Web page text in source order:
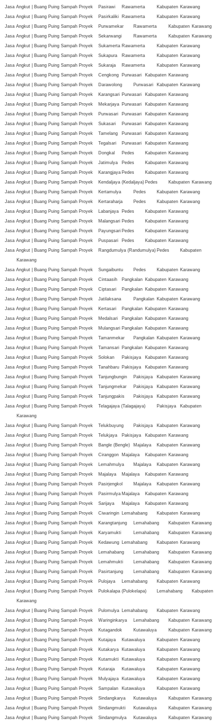
Jasa Angkut | Buang Puing Sampah Proyek
Pasirawi Rawamerta Kabupaten Karawang
Jasa Angkut | Buang Puing Sampah Proyek
Pasirkaliki Rawamerta Kabupaten Karawang
Jasa Angkut | Buang Puing Sampah Proyek
Purwamekar Rawamerta Kabupaten Karawang
Jasa Angkut | Buang Puing Sampah Proyek
Sekarwangi Rawamerta Kabupaten Karawang
Jasa Angkut | Buang Puing Sampah Proyek
Sukamerta Rawamerta Kabupaten Karawang
Jasa Angkut | Buang Puing Sampah Proyek
Sukapura Rawamerta Kabupaten Karawang
Jasa Angkut | Buang Puing Sampah Proyek
Sukaraja Rawamerta Kabupaten Karawang
Jasa Angkut | Buang Puing Sampah Proyek
Cengkong Purwasari Kabupaten Karawang
Jasa Angkut | Buang Puing Sampah Proyek
Darawolong Purwasari Kabupaten Karawang
Jasa Angkut | Buang Puing Sampah Proyek
Karangsari Purwasari Kabupaten Karawang
Jasa Angkut | Buang Puing Sampah Proyek
Mekarjaya Purwasari Kabupaten Karawang
Jasa Angkut | Buang Puing Sampah Proyek
Purwasari Purwasari Kabupaten Karawang
Jasa Angkut | Buang Puing Sampah Proyek
Sukasari Purwasari Kabupaten Karawang
Jasa Angkut | Buang Puing Sampah Proyek
Tamelang Purwasari Kabupaten Karawang
Jasa Angkut | Buang Puing Sampah Proyek
Tegalsari Purwasari Kabupaten Karawang
Jasa Angkut | Buang Puing Sampah Proyek
Dongkal Pedes Kabupaten Karawang
Jasa Angkut | Buang Puing Sampah Proyek
Jatimulya Pedes Kabupaten Karawang
Jasa Angkut | Buang Puing Sampah Proyek
Karangjaya Pedes Kabupaten Karawang
Jasa Angkut | Buang Puing Sampah Proyek
Kendaljaya (Kedaljaya) Pedes Kabupaten Karawang
Jasa Angkut | Buang Puing Sampah Proyek
Kertamulya Pedes Kabupaten Karawang
Jasa Angkut | Buang Puing Sampah Proyek
Kertaraharja Pedes Kabupaten Karawang
Jasa Angkut | Buang Puing Sampah Proyek
Labanjaya Pedes Kabupaten Karawang
Jasa Angkut | Buang Puing Sampah Proyek
Malangsari Pedes Kabupaten Karawang
Jasa Angkut | Buang Puing Sampah Proyek
Payungsari Pedes Kabupaten Karawang
Jasa Angkut | Buang Puing Sampah Proyek
Puspasari Pedes Kabupaten Karawang
Jasa Angkut | Buang Puing Sampah Proyek
Rangdumulya (Randumulya) Pedes
Kabupaten
Karawang
Jasa Angkut | Buang Puing Sampah Proyek
Sungaibuntu Pedes Kabupaten Karawang
Jasa Angkut | Buang Puing Sampah Proyek
Cintaasih Pangkalan Kabupaten Karawang
Jasa Angkut | Buang Puing Sampah Proyek
Ciptasari Pangkalan Kabupaten Karawang
Jasa Angkut | Buang Puing Sampah Proyek
Jatilaksana Pangkalan Kabupaten Karawang
Jasa Angkut | Buang Puing Sampah Proyek
Kertasari Pangkalan Kabupaten Karawang
Jasa Angkut | Buang Puing Sampah Proyek
Medalsari Pangkalan Kabupaten Karawang
Jasa Angkut | Buang Puing Sampah Proyek
Mulangsari Pangkalan Kabupaten Karawang
Jasa Angkut | Buang Puing Sampah Proyek
Tamanmekar Pangkalan Kabupaten Karawang
Jasa Angkut | Buang Puing Sampah Proyek
Tamansari Pangkalan Kabupaten Karawang
Jasa Angkut | Buang Puing Sampah Proyek
Solokan Pakisjaya Kabupaten Karawang
Jasa Angkut | Buang Puing Sampah Proyek
Tanahbaru Pakisjaya Kabupaten Karawang
Jasa Angkut | Buang Puing Sampah Proyek
Tanjungbungin Pakisjaya Kabupaten Karawang
Jasa Angkut | Buang Puing Sampah Proyek
Tanjungmekar Pakisjaya Kabupaten Karawang
Jasa Angkut | Buang Puing Sampah Proyek
Tanjungpakis Pakisjaya Kabupaten Karawang
Jasa Angkut | Buang Puing Sampah Proyek
Telagajaya (Talagajaya) Pakisjaya
Kabupaten
Karawang
Jasa Angkut | Buang Puing Sampah Proyek
Telukbuyung Pakisjaya Kabupaten Karawang
Jasa Angkut | Buang Puing Sampah Proyek
Telukjaya Pakisjaya Kabupaten Karawang
Jasa Angkut | Buang Puing Sampah Proyek
Bangle (Bengle) Majalaya Kabupaten Karawang
Jasa Angkut | Buang Puing Sampah Proyek
Ciranggon Majalaya Kabupaten Karawang
Jasa Angkut | Buang Puing Sampah Proyek
Lemahmulya Majalaya Kabupaten Karawang
Jasa Angkut | Buang Puing Sampah Proyek
Majalaya Majalaya Kabupaten Karawang
Jasa Angkut | Buang Puing Sampah Proyek
Pasirjengkol Majalaya Kabupaten Karawang
Jasa Angkut | Buang Puing Sampah Proyek
Pasirmulya Majalaya Kabupaten Karawang
Jasa Angkut | Buang Puing Sampah Proyek
Sarijaya Majalaya Kabupaten Karawang
Jasa Angkut | Buang Puing Sampah Proyek
Ciwaringin Lemahabang Kabupaten Karawang
Jasa Angkut | Buang Puing Sampah Proyek
Karangtanjung Lemahabang Kabupaten Karawang
Jasa Angkut | Buang Puing Sampah Proyek
Karyamukti Lemahabang Kabupaten Karawang
Jasa Angkut | Buang Puing Sampah Proyek
Kedawung Lemahabang Kabupaten Karawang
Jasa Angkut | Buang Puing Sampah Proyek
Lemahabang Lemahabang Kabupaten Karawang
Jasa Angkut | Buang Puing Sampah Proyek
Lemahmukti Lemahabang Kabupaten Karawang
Jasa Angkut | Buang Puing Sampah Proyek
Pasirtanjung Lemahabang Kabupaten Karawang
Jasa Angkut | Buang Puing Sampah Proyek
Pulojaya Lemahabang Kabupaten Karawang
Jasa Angkut | Buang Puing Sampah Proyek
Pulokalapa (Pulokelapa) Lemahabang
Kabupaten
Karawang
Jasa Angkut | Buang Puing Sampah Proyek
Pulomulya Lemahabang Kabupaten Karawang
Jasa Angkut | Buang Puing Sampah Proyek
Waringinkarya Lemahabang Kabupaten Karawang
Jasa Angkut | Buang Puing Sampah Proyek
Kutagandok Kutawaluya Kabupaten Karawang
Jasa Angkut | Buang Puing Sampah Proyek
Kutajaya Kutawaluya Kabupaten Karawang
Jasa Angkut | Buang Puing Sampah Proyek
Kutakarya Kutawaluya Kabupaten Karawang
Jasa Angkut | Buang Puing Sampah Proyek
Kutamukti Kutawaluya Kabupaten Karawang
Jasa Angkut | Buang Puing Sampah Proyek
Kutaraja Kutawaluya Kabupaten Karawang
Jasa Angkut | Buang Puing Sampah Proyek
Mulyajaya Kutawaluya Kabupaten Karawang
Jasa Angkut | Buang Puing Sampah Proyek
Sampalan Kutawaluya Kabupaten Karawang
Jasa Angkut | Buang Puing Sampah Proyek
Sindangkarya Kutawaluya Kabupaten Karawang
Jasa Angkut | Buang Puing Sampah Proyek
Sindangmukti Kutawaluya Kabupaten Karawang
Jasa Angkut | Buang Puing Sampah Proyek
Sindangmulya Kutawaluya Kabupaten Karawang